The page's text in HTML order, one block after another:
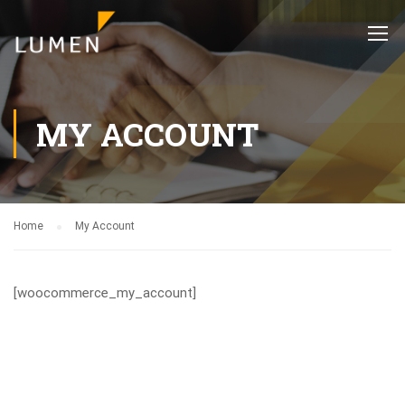
MY ACCOUNT
Home My Account
[woocommerce_my_account]